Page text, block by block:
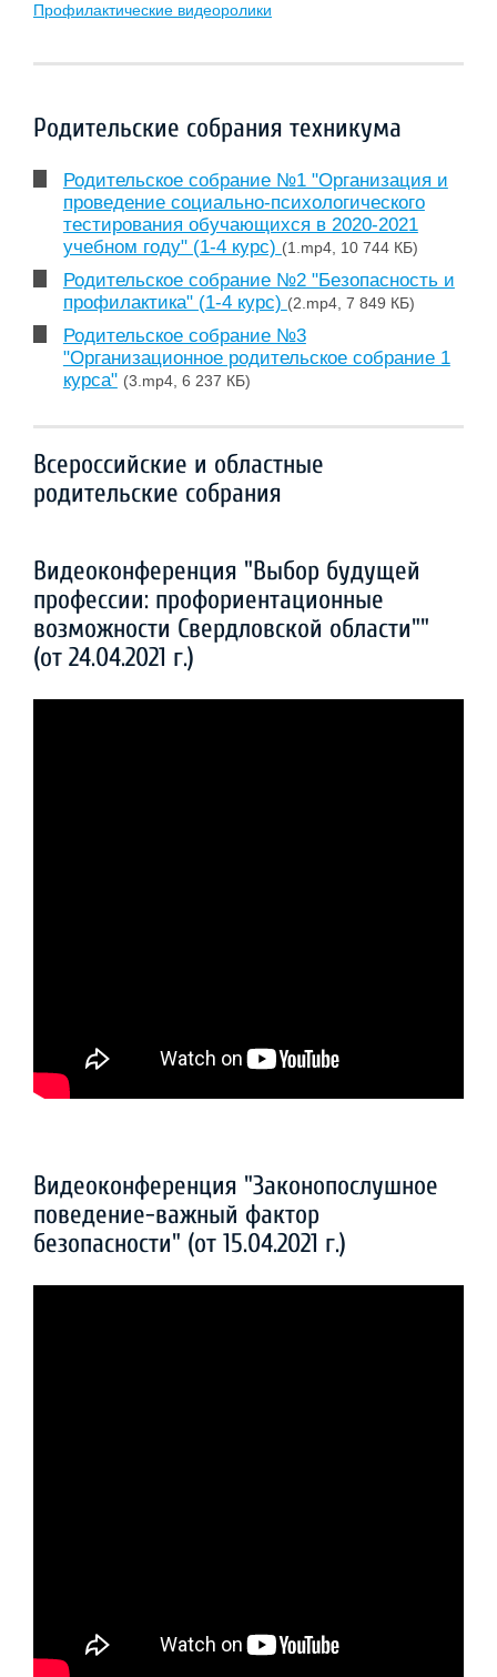
Профилактические видеоролики
Родительские собрания техникума
Родительское собрание №1 "Организация и
проведение социально-психологического
тестирования обучающихся в 2020-2021
учебном году" (1-4 курс) (1.mp4, 10 744 КБ)
Родительское собрание №2 "Безопасность и
профилактика" (1-4 курс) (2.mp4, 7 849 КБ)
Родительское собрание №3
"Организационное родительское собрание 1
курса" (3.mp4, 6 237 КБ)
Всероссийские и областные
родительские собрания
Видеоконференция "Выбор будущей
профессии: профориентационные
возможности Свердловской области""
(от 24.04.2021 г.)
Видеоконференция "Законопослушное
поведение-важный фактор
безопасности" (от 15.04.2021 г.)